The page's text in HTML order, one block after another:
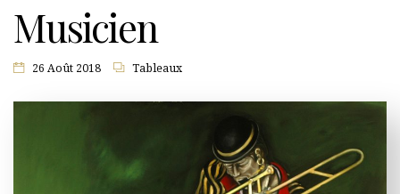
Musicien
26 Août 2018 Tableaux